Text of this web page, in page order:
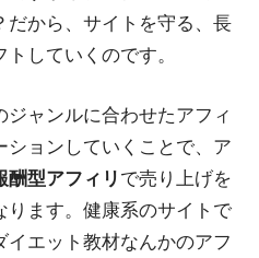
だから、サイトを守る、長
していくのです。
ジャンルに合わせたアフィ
ションしていくことで、ア
酬型アフィリ で売り上げを
ります。健康系のサイトで
エット教材なんかのアフ